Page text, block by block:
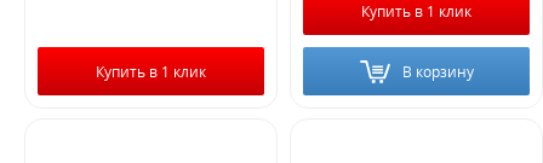
Купить в 1 клик
Купить в 1 клик
В корзину